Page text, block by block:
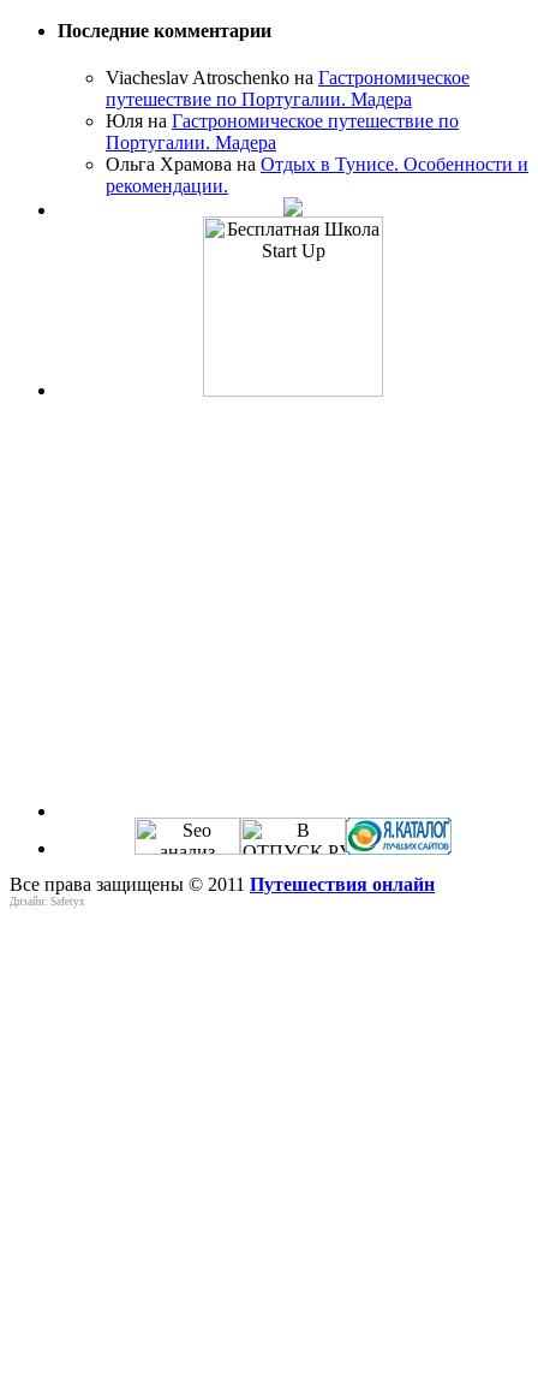
Последние комментарии
Viacheslav Atroschenko на Гастрономическое
путешествие по Португалии. Мадера
Юля на Гастрономическое путешествие по
Португалии. Мадера
Ольга Храмова на Отдых в Тунисе. Особенности и
рекомендации.
Все права защищены © 2011 Путешествия онлайн
Дизайн: Safetyx